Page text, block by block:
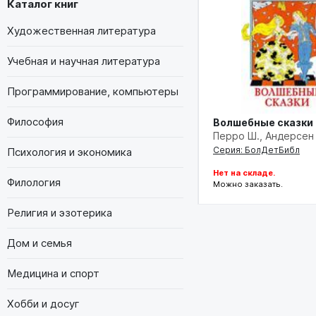
Каталог книг
Художественная литература
Учебная и научная литература
Программирование, компьютеры
Философия
Психология и экономика
Филология
Религия и эзотерика
Дом и семья
Медицина и спорт
Хобби и досуг
Волшебные сказки
Перро Ш., Андерсен
Серия: БолДетБибл
Нет на складе.
Можно заказать.